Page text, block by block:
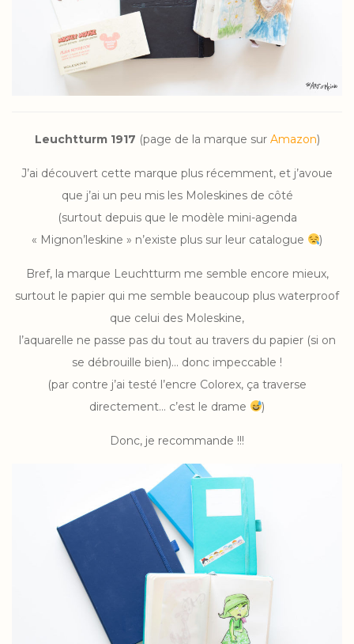
Leuchtturm 1917 (page de la marque sur Amazon)
J’ai découvert cette marque plus récemment, et j’avoue
que j’ai un peu mis les Moleskines de côté
(surtout depuis que le modèle mini-agenda
« Mignon’leskine » n’existe plus sur leur catalogue
)
Bref, la marque Leuchtturm me semble encore mieux,
surtout le papier qui me semble beaucoup plus waterproof
que celui des Moleskine,
l’aquarelle ne passe pas du tout au travers du papier (si on
se débrouille bien)… donc impeccable !
(par contre j’ai testé l’encre Colorex, ça traverse
directement… c’est le drame
)
Donc, je recommande !!!